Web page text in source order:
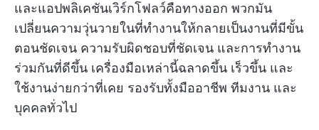
และแอปพลิเคชันเวิร์กโฟลว์คือทางออก พวกมัน
เปลี่ยนความวุ่นวายในที่ทำงานให้กลายเป็นงานที่มีขั้น
ตอนชัดเจน ความรับผิดชอบที่ชัดเจน และการทำงาน
ร่วมกันที่ดีขึ้น เครื่องมือเหล่านี้ฉลาดขึ้น เร็วขึ้น และ
ใช้งานง่ายกว่าที่เคย รองรับทั้งมืออาชีพ ทีมงาน และ
บุคคลทั่วไป